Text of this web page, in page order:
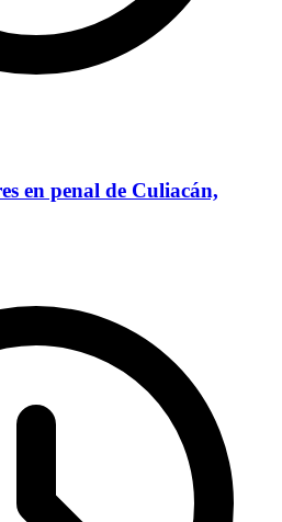
en penal de Culiacán,